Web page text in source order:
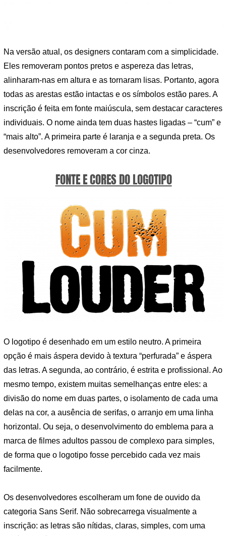
Na versão atual, os designers contaram com a simplicidade.
Eles removeram pontos pretos e aspereza das letras,
alinharam-nas em altura e as tornaram lisas. Portanto, agora
todas as arestas estão intactas e os símbolos estão pares. A
inscrição é feita em fonte maiúscula, sem destacar caracteres
individuais. O nome ainda tem duas hastes ligadas – “cum” e
“mais alto”. A primeira parte é laranja e a segunda preta. Os
desenvolvedores removeram a cor cinza.
FONTE E CORES DO LOGOTIPO
O logotipo é desenhado em um estilo neutro. A primeira
opção é mais áspera devido à textura “perfurada” e áspera
das letras. A segunda, ao contrário, é estrita e profissional. Ao
mesmo tempo, existem muitas semelhanças entre eles: a
divisão do nome em duas partes, o isolamento de cada uma
delas na cor, a ausência de serifas, o arranjo em uma linha
horizontal. Ou seja, o desenvolvimento do emblema para a
marca de filmes adultos passou de complexo para simples,
de forma que o logotipo fosse percebido cada vez mais
facilmente.
Os desenvolvedores escolheram um fone de ouvido da
categoria Sans Serif. Não sobrecarrega visualmente a
inscrição: as letras são nítidas, claras, simples, com uma